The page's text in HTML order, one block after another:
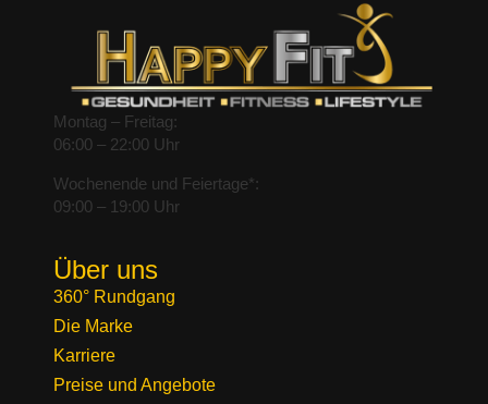
Montag – Freitag:
06:00 – 22:00 Uhr
Wochenende und Feiertage*:
09:00 – 19:00 Uhr
Über uns
360° Rundgang
Die Marke
Karriere
Preise und Angebote